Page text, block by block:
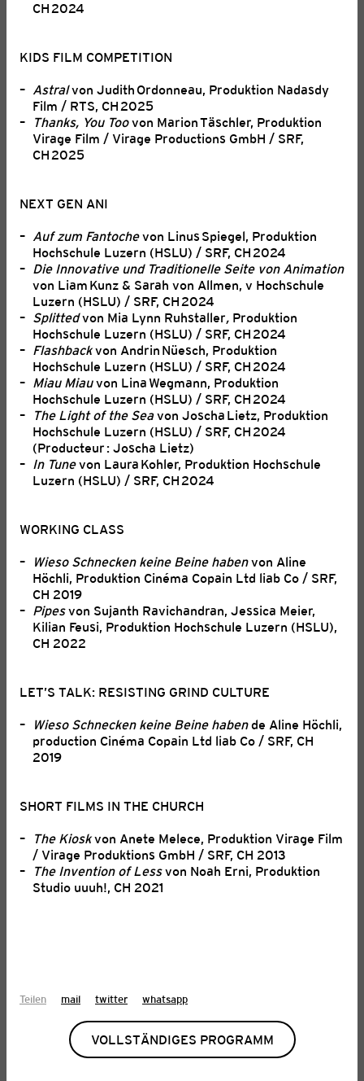
PRODUCER ROUND TABLE |
ANMELDUNG
27. Juli 2026
Der «Producer Round Table» ist eine Veranstaltung für
GSFA-Mitglieder, um Fragen zu stellen, Anliegen zu
teilen, zu diskutieren und sich zu vernetzen. Anmeldung
KIFF IN AARAU: ANIMATION,
KULTUR, KONZERTE
27. Juli 2026
CH 2024
KIDS FILM COMPETITION
Astralvon Judith Ordonneau, Produktion Nadasdy
Film / RTS, CH 2025
Thanks, You Toovon Marion Täschler, Produktion
Virage Film / Virage Productions GmbH / SRF,
CH 2025
NEXT GEN ANI
Auf zum Fantochevon Linus Spiegel, Produktion
Hochschule Luzern (HSLU) / SRF, CH 2024
Die Innovative und Traditionelle Seite von Animation
von Liam Kunz & Sarah von Allmen, v Hochschule
Luzern (HSLU) / SRF, CH 2024
Splittedvon Mia Lynn Ruhstaller, Produktion
Hochschule Luzern (HSLU) / SRF, CH 2024
Flashbackvon Andrin Nüesch, Produktion
Hochschule Luzern (HSLU) / SRF, CH 2024
Miau Miauvon Lina Wegmann, Produktion
Hochschule Luzern (HSLU) / SRF, CH 2024
The Light of the Seavon Joscha Lietz, Produktion
Hochschule Luzern (HSLU) / SRF, CH 2024
(Producteur : Joscha Lietz)
In Tunevon Laura Kohler, Produktion Hochschule
Luzern (HSLU) / SRF, CH 2024
WORKING CLASS
Wieso Schnecken keine Beine habenvon Aline
Höchli, Produktion Cinéma Copain Ltd liab Co / SRF,
CH 2019
Pipesvon Sujanth Ravichandran, Jessica Meier,
Kilian Feusi, Produktion Hochschule Luzern (HSLU),
CH 2022
LET’S TALK: RESISTING GRIND CULTURE
Wieso Schnecken keine Beine habende Aline Höchli,
production Cinéma Copain Ltd liab Co / SRF, CH
2019
SHORT FILMS IN THE CHURCH
The Kioskvon Anete Melece, Produktion Virage Film
/ Virage Produktions GmbH / SRF, CH 2013
The Invention of Lessvon Noah Erni, Produktion
Studio uuuh!, CH 2021
Teilen mail twitter whatsapp
VOLLSTÄNDIGES PROGRAMM